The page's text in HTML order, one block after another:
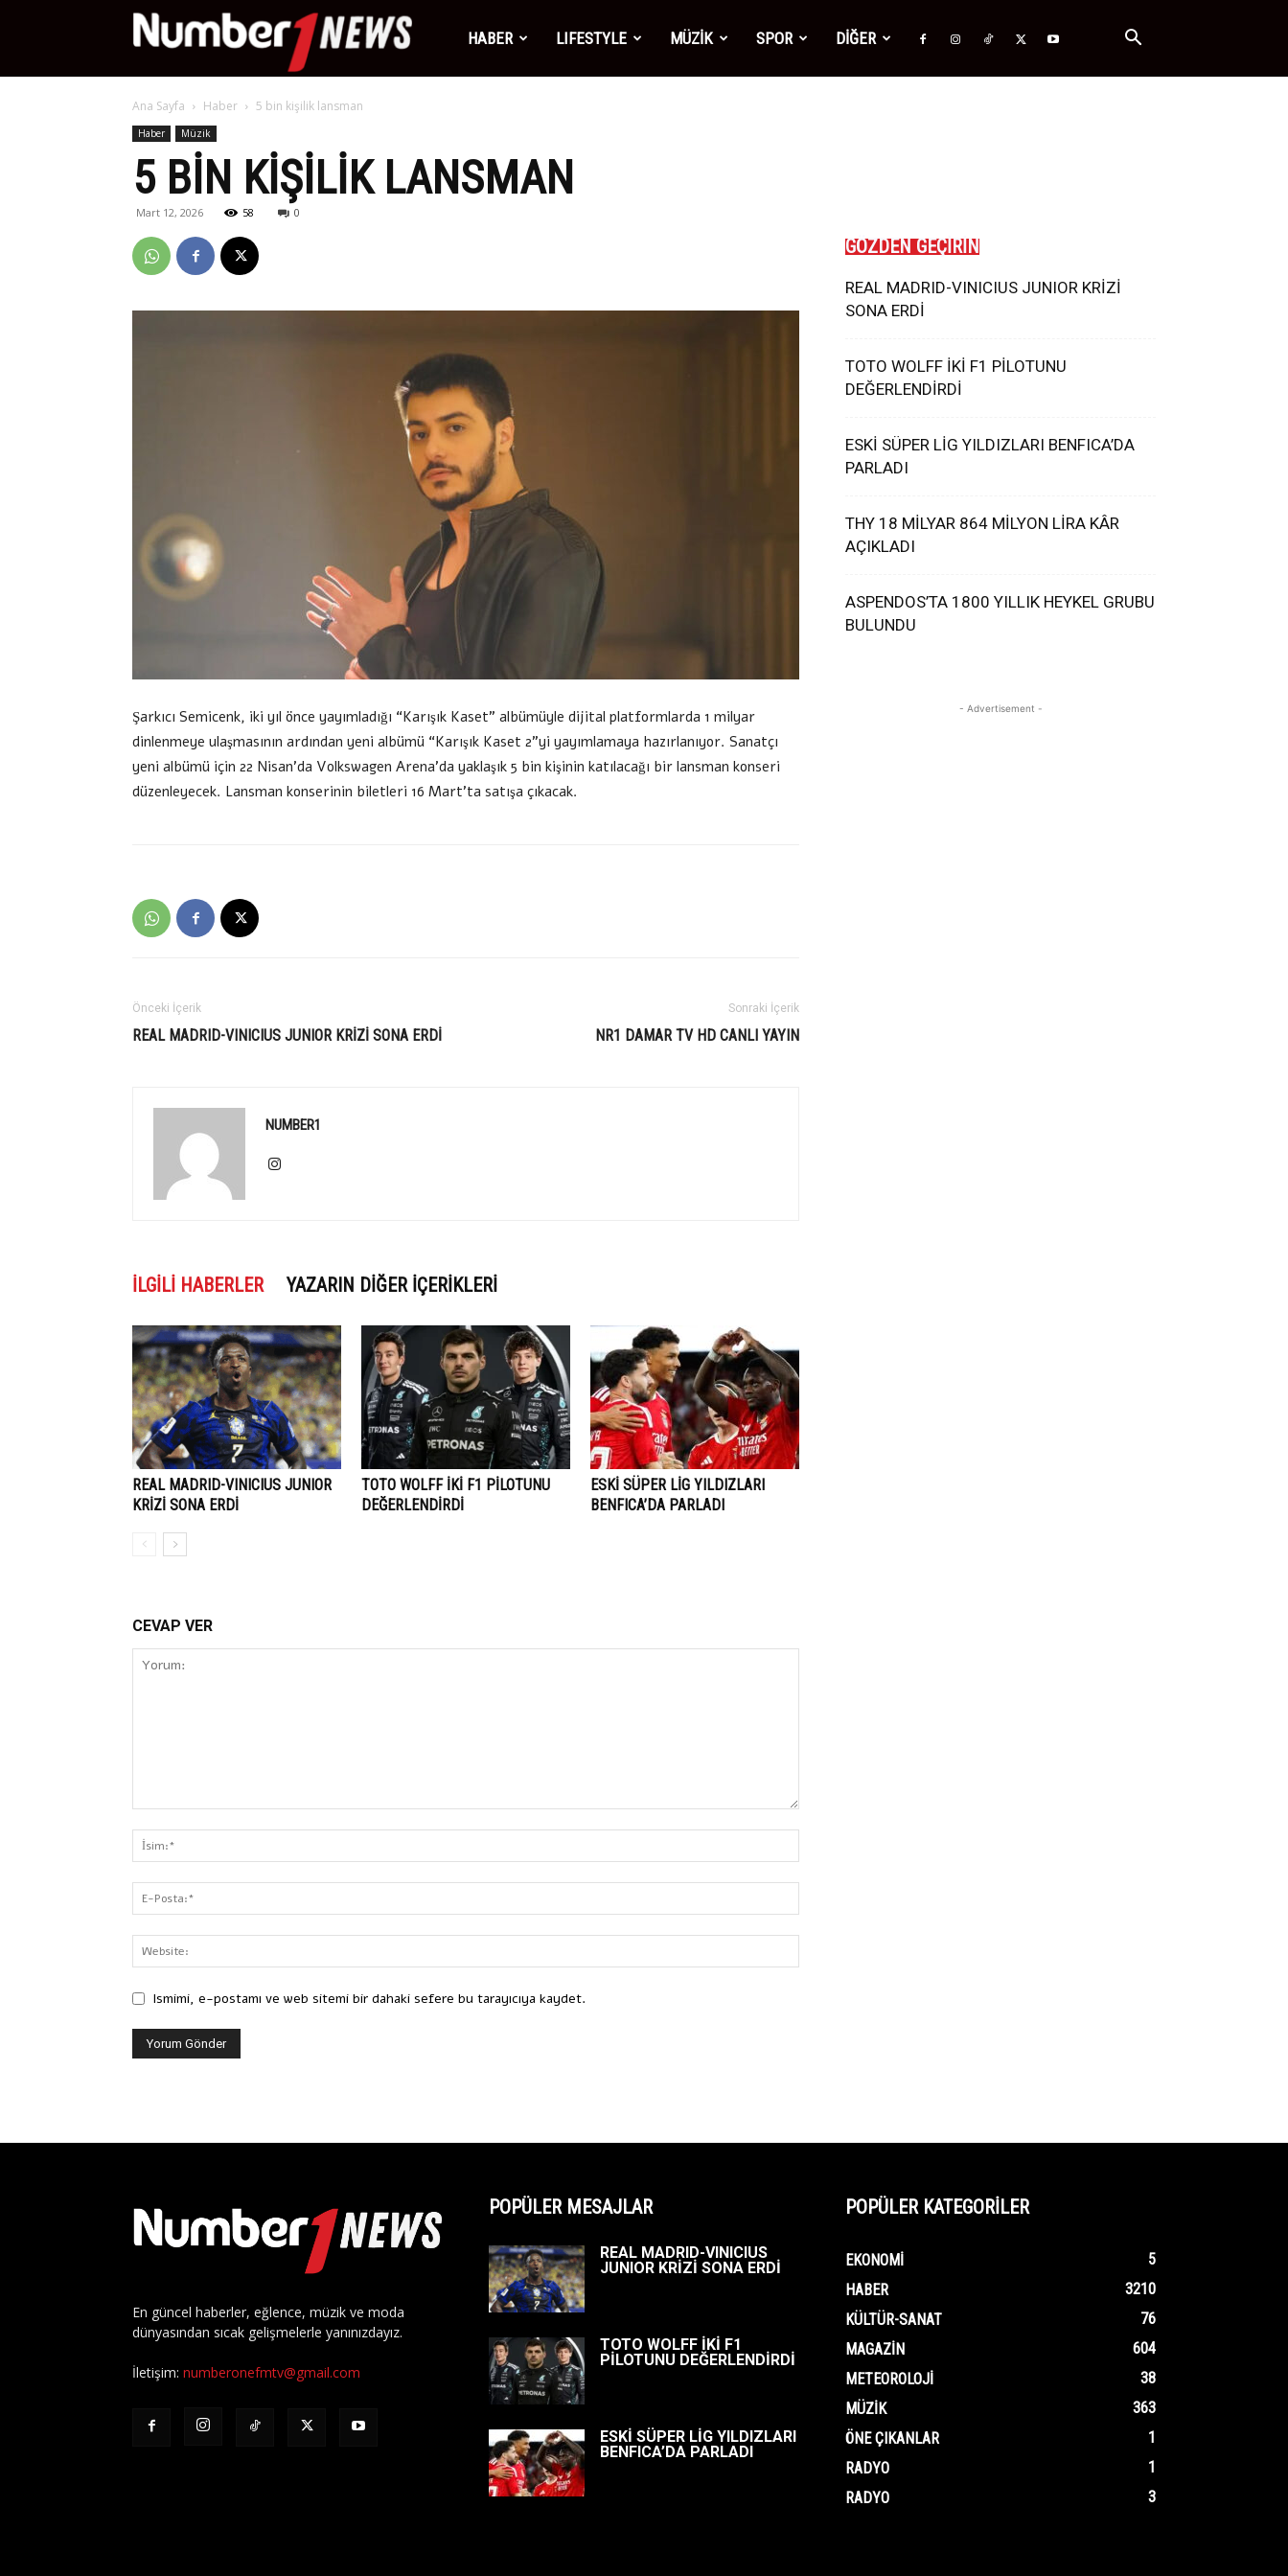
Number1HABER LIFESTYLE MÜZİK SPOR DİĞER
Ana Sayfa Haber 5 bin kişilik lansman
Haber Müzik
5 BIN KIŞILIK LANSMAN
Mart 12, 2026 58 0
Şarkıcı Semicenk, iki yıl önce yayımladığı “Karışık Kaset” albümüyle dijital platformlarda 1 milyar
dinlenmeye ulaşmasının ardından yeni albümü “Karışık Kaset 2”yi yayımlamaya hazırlanıyor. Sanatçı
yeni albümü için 22 Nisan’da Volkswagen Arena’da yaklaşık 5 bin kişinin katılacağı bir lansman konseri
düzenleyecek. Lansman konserinin biletleri 16 Mart’ta satışa çıkacak.
Önceki İçerik
REAL MADRID-VINICIUS JUNIOR KRİZİ SONA ERDİ
Sonraki İçerik
NR1 DAMAR TV HD CANLI YAYIN
NUMBER1
İLGILI HABERLER YAZARIN DIĞER İÇERIKLERI
REAL MADRID-VINICIUS JUNIOR
KRİZİ SONA ERDİ
TOTO WOLFF İKİ F1 PİLOTUNU
DEĞERLENDİRDİ
ESKİ SÜPER LİG YILDIZLARI
BENFICA’DA PARLADI
CEVAP VER
Ismimi, e-postamı ve web sitemi bir dahaki sefere bu tarayıcıya kaydet.
GÖZDEN GEÇİRİN
REAL MADRID-VINICIUS JUNIOR KRİZİ
SONA ERDİ
TOTO WOLFF İKİ F1 PİLOTUNU
DEĞERLENDİRDİ
ESKİ SÜPER LİG YILDIZLARI BENFICA’DA
PARLADI
THY 18 MİLYAR 864 MİLYON LİRA KÂR
AÇIKLADI
ASPENDOS’TA 1800 YILLIK HEYKEL GRUBU
BULUNDU
- Advertisement -
En güncel haberler, eğlence, müzik ve moda
dünyasından sıcak gelişmelerle yanınızdayız.
İletişim: numberonefmtv@gmail.com
POPÜLER MESAJLAR
REAL MADRID-VINICIUS
JUNIOR KRİZİ SONA ERDİ
TOTO WOLFF İKİ F1
PİLOTUNU DEĞERLENDİRDİ
ESKİ SÜPER LİG YILDIZLARI
BENFICA’DA PARLADI
POPÜLER KATEGORİLER
EKONOMI
5
HABER
3210
KÜLTÜR-SANAT
76
MAGAZIN
604
METEOROLOJI
38
MÜZIK
363
ÖNE ÇIKANLAR
1
RADYO
1
RADYO
3